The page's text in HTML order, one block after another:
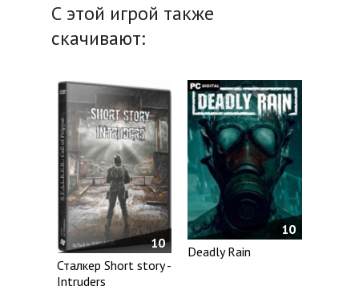
С этой игрой также
скачивают:
10
Сталкер Short story -
Intruders
10
Deadly Rain